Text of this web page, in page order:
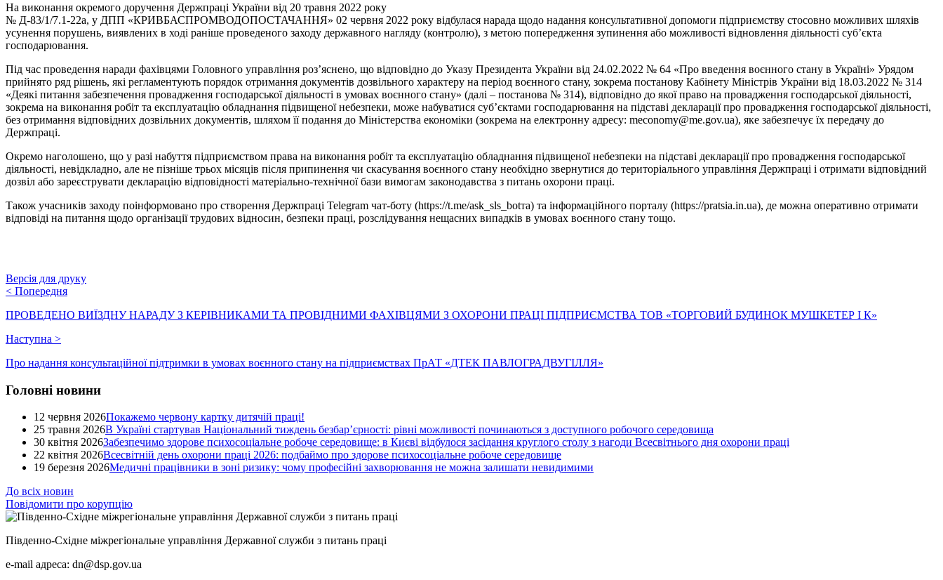
На виконання окремого доручення Держпраці України від 20 травня 2022 року
№ Д-83/1/7.1-22а, у ДПП «КРИВБАСПРОМВОДОПОСТАЧАННЯ» 02 червня 2022 року відбулася нарада щодо надання консультативної допомоги підприємству стосовно можливих шляхів
усунення порушень, виявлених в ході раніше проведеного заходу державного нагляду (контролю), з метою попередження зупинення або можливості відновлення діяльності суб’єкта
господарювання.
Під час проведення наради фахівцями Головного управління роз’яснено, що відповідно до Указу Президента України від 24.02.2022 № 64 «Про введення воєнного стану в Україні» Урядом
прийнято ряд рішень, які регламентують порядок отримання документів дозвільного характеру на період воєнного стану, зокрема постанову Кабінету Міністрів України від 18.03.2022 № 314
«Деякі питання забезпечення провадження господарської діяльності в умовах воєнного стану» (далі – постанова № 314), відповідно до якої право на провадження господарської діяльності,
зокрема на виконання робіт та експлуатацію обладнання підвищеної небезпеки, може набуватися суб’єктами господарювання на підставі декларації про провадження господарської діяльності,
без отримання відповідних дозвільних документів, шляхом її подання до Міністерства економіки (зокрема на електронну адресу: meconomy@me.gov.ua), яке забезпечує їх передачу до
Держпраці.
Окремо наголошено, що у разі набуття підприємством права на виконання робіт та експлуатацію обладнання підвищеної небезпеки на підставі декларації про провадження господарської
діяльності, невідкладно, але не пізніше трьох місяців після припинення чи скасування воєнного стану необхідно звернутися до територіального управління Держпраці і отримати відповідний
дозвіл або зареєструвати декларацію відповідності матеріально-технічної бази вимогам законодавства з питань охорони праці.
Також учасників заходу поінформовано про створення Держпраці Telegram чат-боту (https://t.me/ask_sls_botта) та інформаційного порталу (https://pratsia.in.ua), де можна оперативно отримати
відповіді на питання щодо організації трудових відносин, безпеки праці, розслідування нещасних випадків в умовах воєнного стану тощо.
Версія для друку
< Попередня
ПРОВЕДЕНО ВИЇЗДНУ НАРАДУ З КЕРІВНИКАМИ ТА ПРОВІДНИМИ ФАХІВЦЯМИ З ОХОРОНИ ПРАЦІ ПІДПРИЄМСТВА ТОВ «ТОРГОВИЙ БУДИНОК МУШКЕТЕР І К»
Наступна >
Про надання консультаційної підтримки в умовах воєнного стану на підприємствах ПрАТ «ДТЕК ПАВЛОГРАДВУГІЛЛЯ»
Головні новини
12 червня 2026Покажемо червону картку дитячій праці!
25 травня 2026В Україні стартував Національний тиждень безбар’єрності: рівні можливості починаються з доступного робочого середовища
30 квітня 2026Забезпечимо здорове психосоціальне робоче середовище: в Києві відбулося засідання круглого столу з нагоди Всесвітнього дня охорони праці
22 квітня 2026Всесвітній день охорони праці 2026: подбаймо про здорове психосоціальне робоче середовище
19 березня 2026Медичні працівники в зоні ризику: чому професійні захворювання не можна залишати невидимими
До всіх новин
Повідомити про корупцію
Південно-Східне міжрегіональне управління Державної служби з питань праці
e-mail адреса: dn@dsp.gov.ua